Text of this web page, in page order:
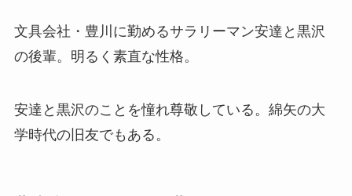
文具会社・豊川に勤めるサラリーマン安達と黒沢
の後輩。明るく素直な性格。
安達と黒沢のことを憧れ尊敬している。綿矢の大
学時代の旧友でもある。